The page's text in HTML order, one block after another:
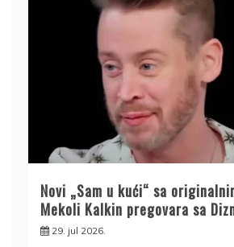
Novi „Sam u kući“ sa
Mekoli Kalkin pregovara sa
29. jul 2026.